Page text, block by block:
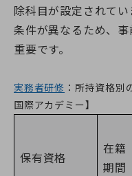
除科目が設定されて
条件が異なるため、
重要です。
実務者研修 ：所持資格別
国際アカデミー】
保有資格
在籍
期間